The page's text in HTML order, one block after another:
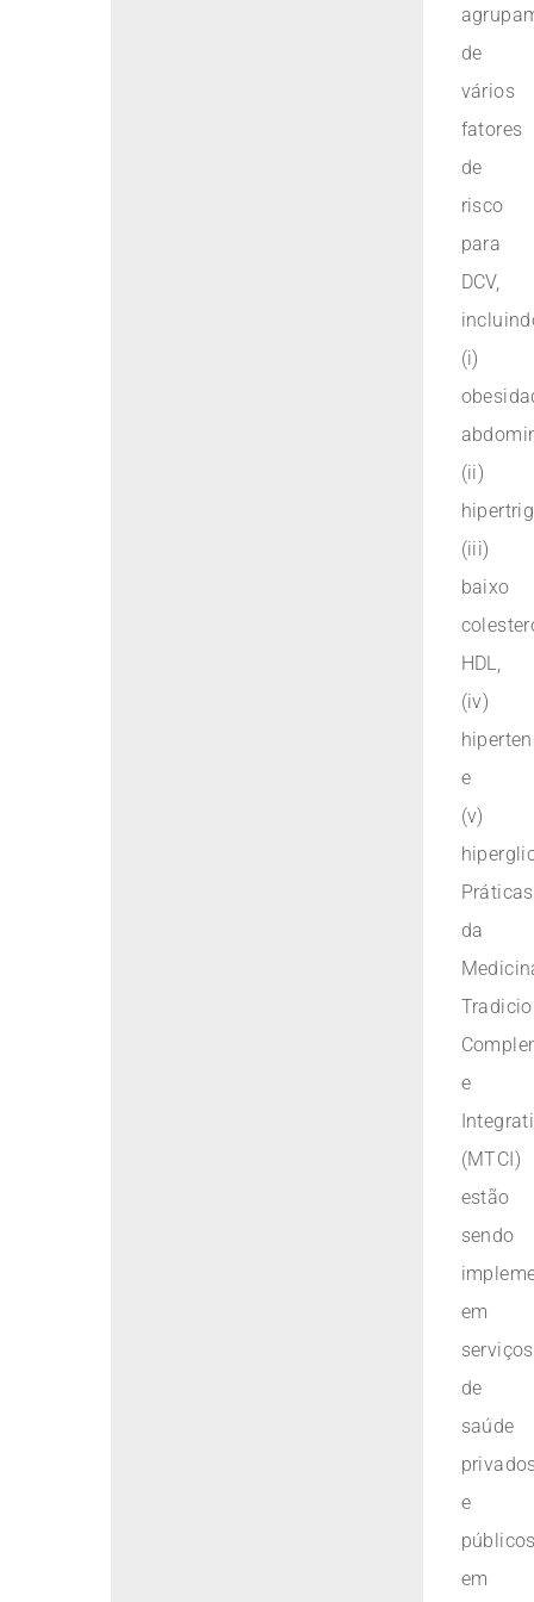
de
vários
fatores
de
risco
para
DCV,
(i)
(ii)
(iii)
baixo
HDL,
(iv)
e
(v)
Práticas
da
e
(MTCI)
estão
sendo
em
serviços
de
saúde
e
em